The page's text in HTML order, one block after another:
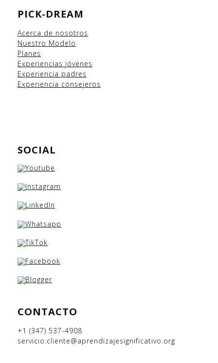
PICK-DREAM
Acerca de nosotros
Nuestro Modelo
Planes
Experiencias jóvenes
Experiencia padres
Experiencia consejeros
SOCIAL
CONTACTO
+1 (347) 537-4908
servicio.cliente@aprendizajesignificativo.org